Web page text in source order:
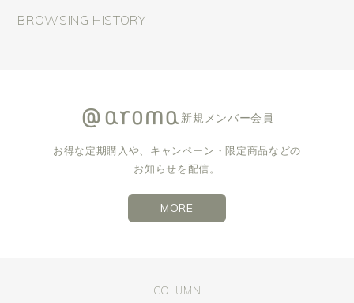
BROWSING HISTORY
新規メンバー会員
お得な定期購入や、キャンペーン・限定商品などの
お知らせを配信。
MORE
COLUMN